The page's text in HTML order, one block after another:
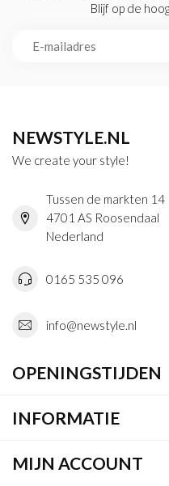
Blijf op de
NEWSTYLE.NL
We create your style!
Tussen de markten 14
4701 AS Roosendaal
Nederland
0165 535 096
info@newstyle.nl
OPENINGSTIJDEN
INFORMATIE
MIJN ACCOUNT